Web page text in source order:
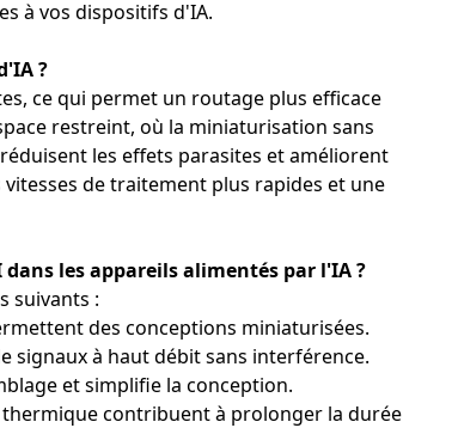
à vos dispositifs d'IA.
?
ce qui permet un routage plus efficace
restreint, où la miniaturisation sans
les effets parasites et améliorent
de traitement plus rapides et une
les appareils alimentés par l'IA ?
suivants :
des conceptions miniaturisées.
signaux à haut débit sans interférence.
et simplifie la conception.
thermique contribuent à prolonger la durée